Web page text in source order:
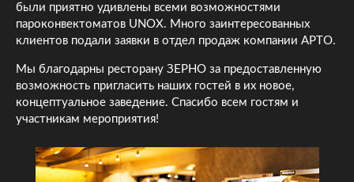
были приятно удивлены всеми возможностями
пароконвектоматов UNOX. Много заинтересованных
клиентов подали заявки в отдел продаж компании АРТО.
Мы благодарны ресторану ЗЕРНО за предоставленную
возможность пригласить наших гостей в их новое,
концептуальное заведение. Спасибо всем гостям и
участникам мероприятия!